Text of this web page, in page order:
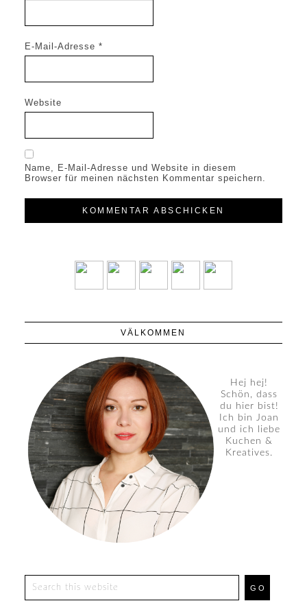
E-Mail-Adresse *
Website
Name, E-Mail-Adresse und Website in diesem
Browser für meinen nächsten Kommentar speichern.
VÄLKOMMEN
Hej hej!
Schön, dass
du hier bist!
Ich bin Joan
und ich liebe
Kuchen &
Kreatives.